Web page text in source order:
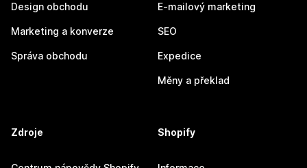
Design obchodu
Marketing a konverze
Správa obchodu
E-mailový marketing
SEO
Expedice
Měny a překlad
Zdroje Shopify